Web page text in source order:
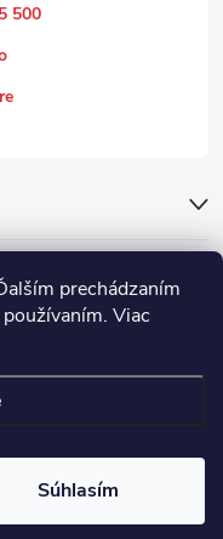
prechádzaním
Viac
Súhlasím
500
práva vyhradené.